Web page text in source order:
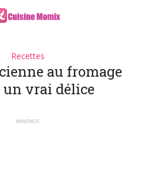
Recettes
au fromage
un vrai délice
ANNONCE